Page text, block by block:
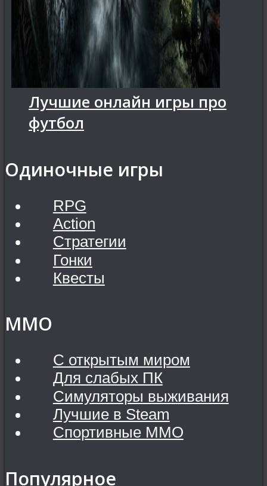
Лучшие онлайн игры про
футбол
Одиночные игры
RPG
Action
Стратегии
Гонки
Квесты
MMO
С открытым миром
Для слабых ПК
Симуляторы выживания
Лучшие в Steam
Спортивные MMO
Популярное